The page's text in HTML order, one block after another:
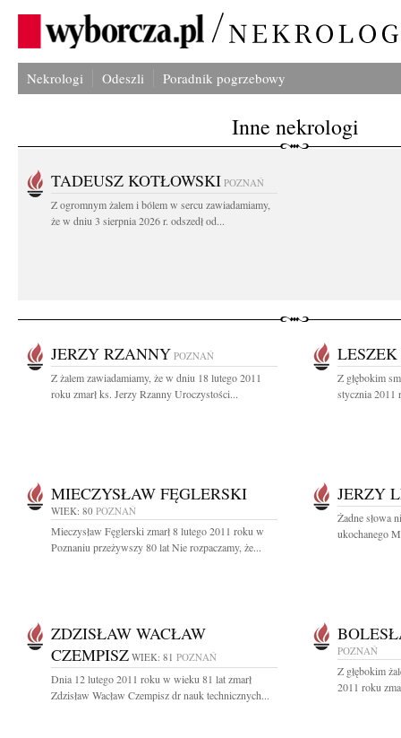
Nekrologi Odeszli Poradnik pogrzebowy
Inne nekrologi
TADEUSZ KOTŁOWSKI POZNAŃ
Z ogromnym żalem i bólem w sercu zawiadamiamy,
że w dniu 3 sierpnia 2026 r. odszedł od...
JERZY RZANNY POZNAŃ
Z żalem zawiadamiamy, że w dniu 18 lutego 2011
roku zmarł ks. Jerzy Rzanny Uroczystości...
Z głębokim
stycznia 2011
MIECZYSŁAW FĘGLERSKI
WIEK: 80 POZNAŃ
Mieczysław Fęglerski zmarł 8 lutego 2011 roku w
Poznaniu przeżywszy 80 lat Nie rozpaczamy, że...
JERZY
Żadne słowa
ukochanego
ZDZISŁAW WACŁAW
CZEMPISZ WIEK: 81 POZNAŃ
Dnia 12 lutego 2011 roku w wieku 81 lat zmarł
Zdzisław Wacław Czempisz dr nauk technicznych...
POZNAŃ
Z głębokim
2011 roku